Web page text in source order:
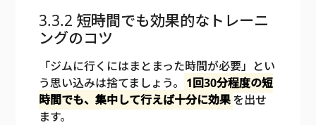
3.3.2 短時間でも効果的なトレーニ
ングのコツ
「ジムに行くにはまとまった時間が必要」とい
う思い込みは捨てましょう。
1回30分程度の短
時間でも、集中して行えば十分に効果を出せ
ます。